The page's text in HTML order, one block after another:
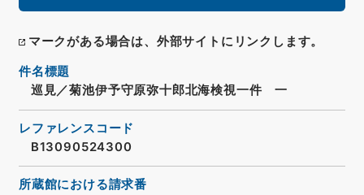
マークがある場合は、外部サイトにリンクします。
件名標題
巡見／菊池伊予守原弥十郎北海検視一件 一
レファレンスコード
B13090524300
所蔵館における請求番